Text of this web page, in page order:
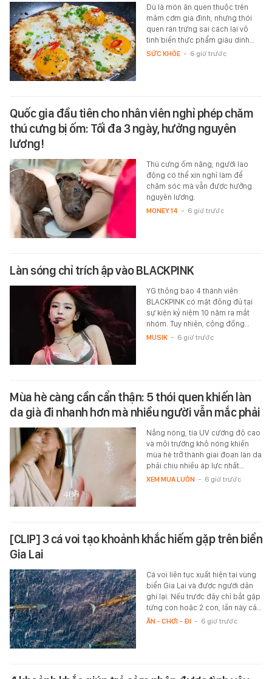
Dù là món ăn quen thuộc trên
mâm cơm gia đình, nhưng thói
quen rán trứng sai cách lại vô
tình biến thực phẩm giàu dinh…
SỨC KHỎE - 6 giờ trước
Quốc gia đầu tiên cho nhân viên nghỉ phép chăm
thú cưng bị ốm: Tối đa 3 ngày, hưởng nguyên
lương!
Thú cưng ốm nặng, người lao
động có thể xin nghỉ làm để
chăm sóc mà vẫn được hưởng
nguyên lương.
MONEY.14 - 6 giờ trước
Làn sóng chỉ trích ập vào BLACKPINK
YG thông báo 4 thành viên
BLACKPINK có mặt đông đủ tại
sự kiện kỷ niệm 10 năm ra mắt
nhóm. Tuy nhiên, cộng đồng…
MUSIK - 6 giờ trước
Mùa hè càng cần cẩn thận: 5 thói quen khiến làn
da già đi nhanh hơn mà nhiều người vẫn mắc phải
Nắng nóng, tia UV cường độ cao
và môi trường khô nóng khiến
mùa hè trở thành giai đoạn làn da
phải chịu nhiều áp lực nhất…
XEM MUA LUÔN - 6 giờ trước
[CLIP] 3 cá voi tạo khoảnh khắc hiếm gặp trên biển
Gia Lai
Cá voi liên tục xuất hiện tại vùng
biển Gia Lai và được người dân
ghi lại. Nếu trước đây chỉ bắt gặp
từng con hoặc 2 con, lần này cả…
ĂN - CHƠI - ĐI - 6 giờ trước